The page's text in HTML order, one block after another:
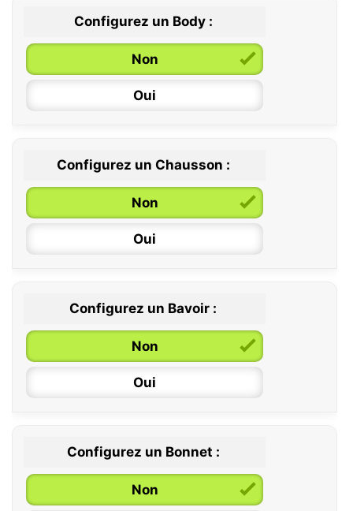
Configurez un Body :
Non
Oui
0 / 6 mois
6 / 12 mois
12 / 18 mois
Configurez un Chausson :
Non
Oui
Configurez un Bavoir :
Non
Oui
Configurez un Bonnet :
Non